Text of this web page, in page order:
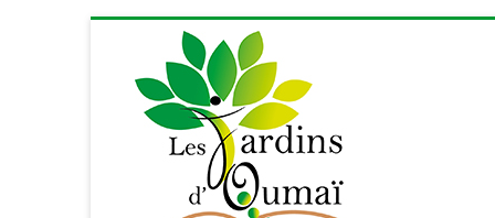
content
Les
Jardins
d'Oumaï